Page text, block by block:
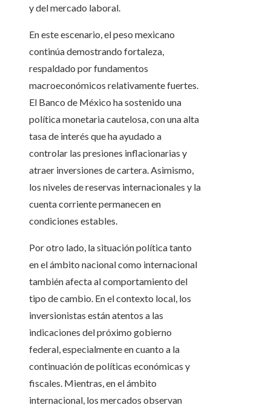
y del mercado laboral.
En este escenario, el peso mexicano
continúa demostrando fortaleza,
respaldado por fundamentos
macroeconómicos relativamente fuertes.
El Banco de México ha sostenido una
política monetaria cautelosa, con una alta
tasa de interés que ha ayudado a
controlar las presiones inflacionarias y
atraer inversiones de cartera. Asimismo,
los niveles de reservas internacionales y la
cuenta corriente permanecen en
condiciones estables.
Por otro lado, la situación política tanto
en el ámbito nacional como internacional
también afecta al comportamiento del
tipo de cambio. En el contexto local, los
inversionistas están atentos a las
indicaciones del próximo gobierno
federal, especialmente en cuanto a la
continuación de políticas económicas y
fiscales. Mientras, en el ámbito
internacional, los mercados observan